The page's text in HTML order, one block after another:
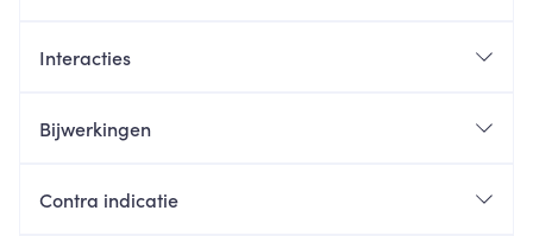
Interacties
Bijwerkingen
Contra indicatie